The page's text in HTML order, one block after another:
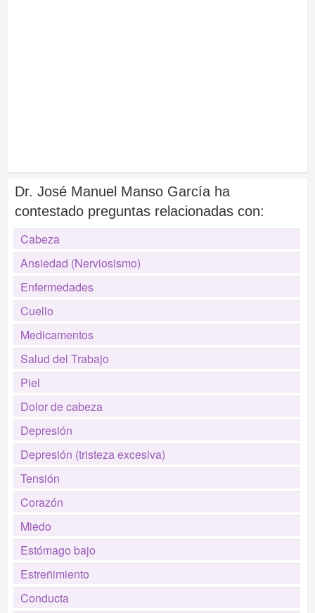
Dr. José Manuel Manso García ha
contestado preguntas relacionadas con:
Cabeza
Ansiedad (Nerviosismo)
Enfermedades
Cuello
Medicamentos
Salud del Trabajo
Piel
Dolor de cabeza
Depresión
Depresión (tristeza excesiva)
Tensión
Corazón
Miedo
Estómago bajo
Estreñimiento
Conducta